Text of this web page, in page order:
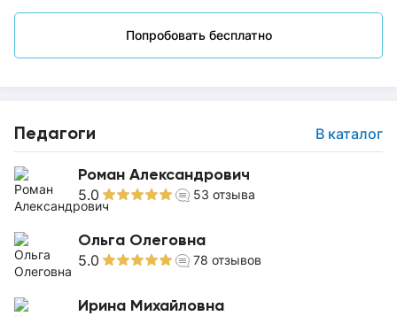
Попробовать бесплатно
Педагоги В каталог
Роман Александрович
5.0 53 отзыва
Ольга Олеговна
5.0 78 отзывов
Ирина Михайловна